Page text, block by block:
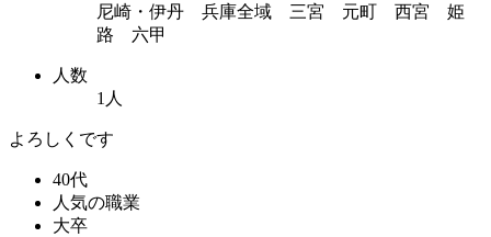
尼崎・伊丹 兵庫全域 三宮 元町 西宮 姫
路 六甲
人数
1人
よろしくです
40代
人気の職業
大卒